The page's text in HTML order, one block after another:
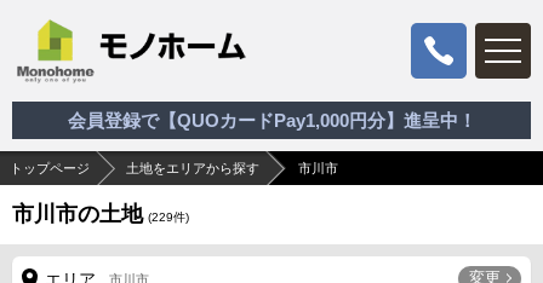
会員登録で【QUOカードPay1,000円分】進呈中！
トップページ 土地をエリアから探す 市川市
市川市の土地 (229件)
市川市 変更